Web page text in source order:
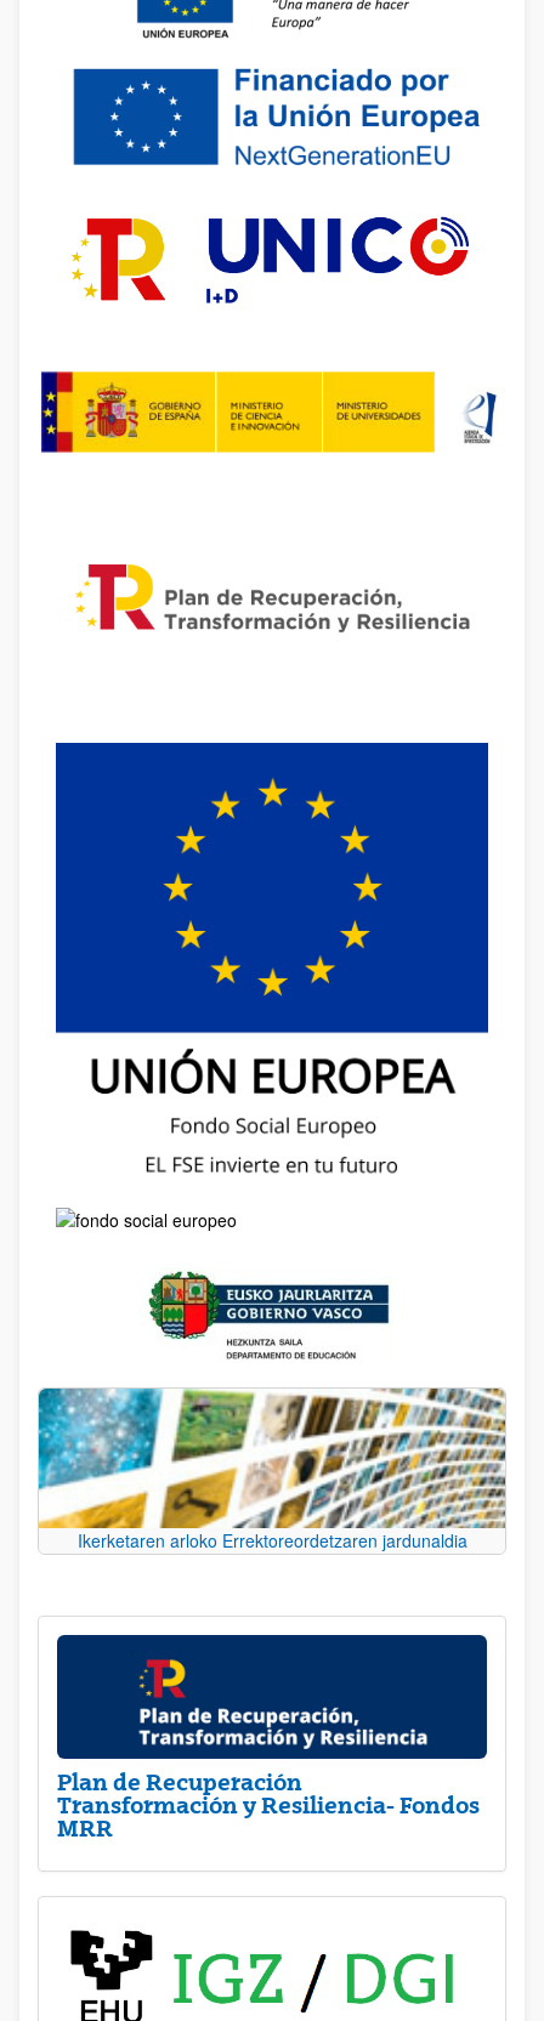
Ikerketaren arloko Errektoreordetzaren jardunaldia
Plan de Recuperación
Transformación y Resiliencia- Fondos
MRR